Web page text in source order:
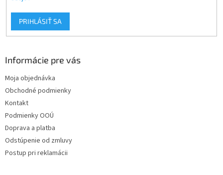
PRIHLÁSIŤ SA
Informácie pre vás
Moja objednávka
Obchodné podmienky
Kontakt
Podmienky OOÚ
Doprava a platba
Odstúpenie od zmluvy
Postup pri reklamácii